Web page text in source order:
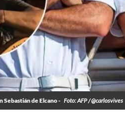
Sebastián de Elcano - Foto: AFP / @carlosvives